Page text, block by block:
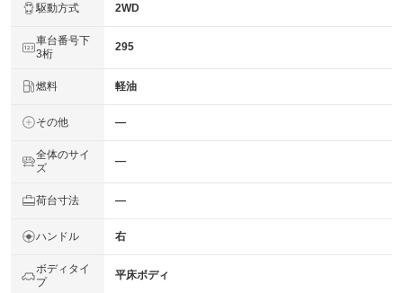
駆動方式 2WD
車台番号下
3桁
295
燃料 軽油
その他 ―
全体のサイ
ズ
―
荷台寸法 ―
ハンドル 右
ボディタイ
プ
平床ボディ